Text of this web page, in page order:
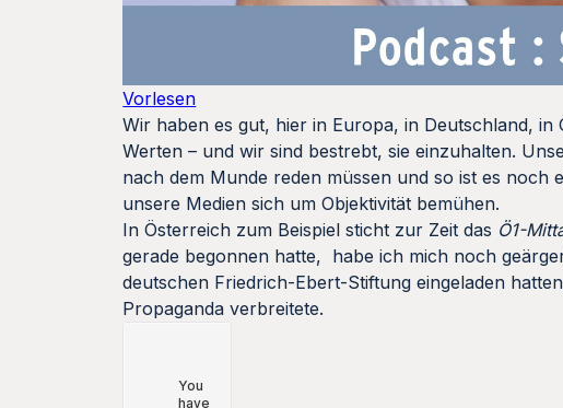
Vorlesen
Wir haben es gut, hier in Europa, in Deutschland,
Werten – und wir sind bestrebt, sie einzuhalten.
nach dem Munde reden müssen und so ist es noch
unsere Medien sich um Objektivität bemühen.
In Österreich zum Beispiel sticht zur Zeit das Ö1-
gerade begonnen hatte, habe ich mich noch
deutschen Friedrich-Ebert-Stiftung eingeladen
Propaganda verbreitete.